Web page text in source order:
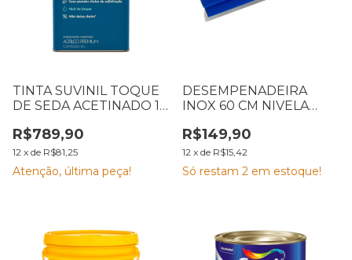
TINTA SUVINIL TOQUE
DE SEDA ACETINADO 18
R$789,90
12 x de R$81,25
Atenção, última peça!
DESEMPENADEIRA
INOX 60 CM NIVELA
R$149,90
12 x de R$15,42
Só restam 2 em estoque!